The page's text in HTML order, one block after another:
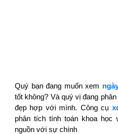
Quý bạn đang muốn xem
tốt không? Và quý vị đang
đẹp hợp với mình. Công cụ
phân tích tính toán khoa
nguồn với sự chính